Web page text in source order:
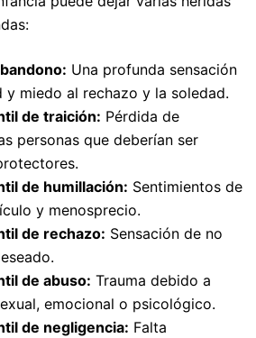
Una profunda sensación
y miedo al rechazo y la soledad.
de traición: Pérdida de
personas que deberían ser
de humillación: Sentimientos de
y menosprecio.
de rechazo: Sensación de no
de abuso: Trauma debido a
emocional o psicológico.
de negligencia: Falta